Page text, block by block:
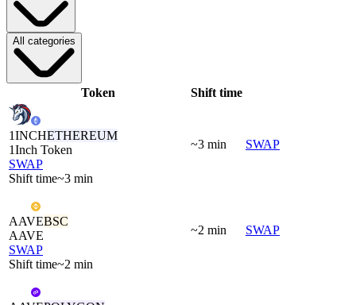
All categories
Token Shift time
1INCHETHEREUM
1Inch Token
SWAP
Shift time~3 min
~3 min SWAP
AAVEBSC
AAVE
SWAP
Shift time~2 min
~2 min SWAP